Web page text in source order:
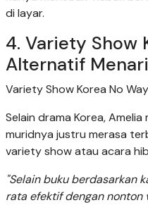
di layar.
4. Variety Show
Alternatif
Variety Show Korea No
Selain drama Korea,
muridnya justru merasa
variety show atau acara
"Selain buku berdasarkan
rata efektif dengan nonton